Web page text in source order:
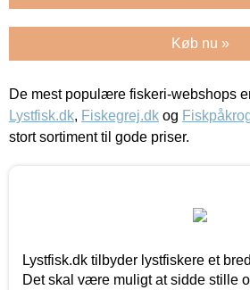
Køb nu »
De mest populære fiskeri-webshops
Lystfisk.dk, Fiskegrej.dk og
stort sortiment til gode priser.
Lystfisk.dk tilbyder lystfiskere et
Det skal være muligt at sidde stille